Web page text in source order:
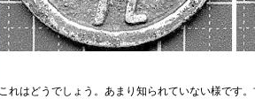
これはどうでしょう。あまり知られていない様です